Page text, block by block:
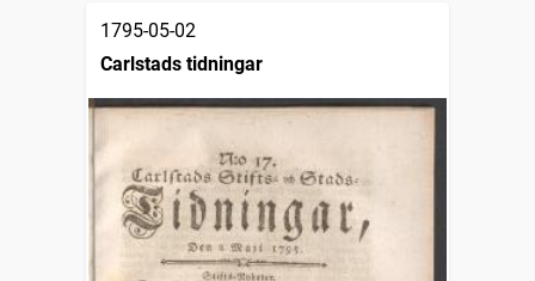
1795-05-02
Carlstads tidningar